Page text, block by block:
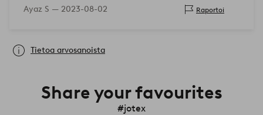
Ayaz S — 2023-08-02 Raportoi
Tietoa arvosanoista
Share your favourites
#jotex